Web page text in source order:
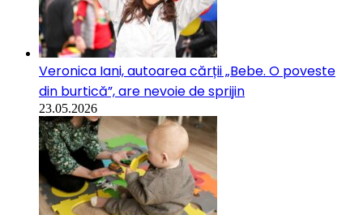
Veronica Iani, autoarea cărții „Bebe. O poveste
din burtică”, are nevoie de sprijin
23.05.2026